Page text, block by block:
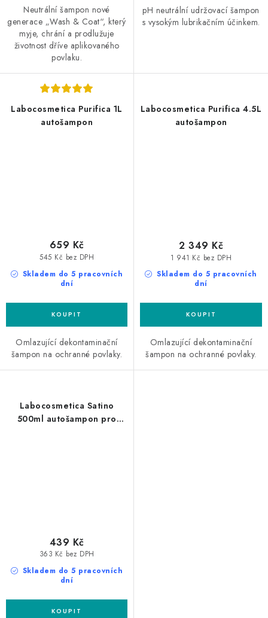
Neutrální šampon nové
generace „Wash & Coat“, který
myje, chrání a prodlužuje
životnost dříve aplikovaného
povlaku.
pH neutrální udržovací šampon
s vysokým lubrikačním účinkem.
Labocosmetica Purifica 1L
autošampon
Skladem do 5 pracovních
dní
545 Kč bez DPH
659 Kč
Omlazující dekontaminační
šampon na ochranné povlaky.
Labocosmetica Purifica 4.5L
autošampon
Skladem do 5 pracovních
dní
1 941 Kč bez DPH
2 349 Kč
Omlazující dekontaminační
šampon na ochranné povlaky.
Labocosmetica Satino
500ml autošampon pro
Skladem do 5 pracovních
dní
363 Kč bez DPH
439 Kč